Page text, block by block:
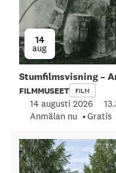
14
aug
Stumfilmsvisning –
FILMMUSEET FILM
14 augusti 2026
Anmälan nu
Gratis